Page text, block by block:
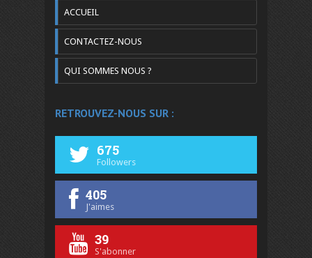
ACCUEIL
CONTACTEZ-NOUS
QUI SOMMES NOUS ?
RETROUVEZ-NOUS SUR :
675
Followers
405
J'aimes
39
S'abonner